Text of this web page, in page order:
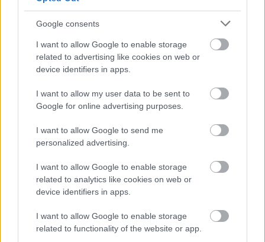
Google consents
I want to allow Google to enable storage
related to advertising like cookies on web or
device identifiers in apps.
I want to allow my user data to be sent to
Google for online advertising purposes.
I want to allow Google to send me
personalized advertising.
I want to allow Google to enable storage
related to analytics like cookies on web or
device identifiers in apps.
I want to allow Google to enable storage
related to functionality of the website or app.
Meccs Center
Paris Saint-Germain
Manchester United
Nya Ullevi, Göteborg
2026-08-08 17:00
Leeds UnitedvsManchester United
AC Milan Manchester United 2026-08-15 18:00